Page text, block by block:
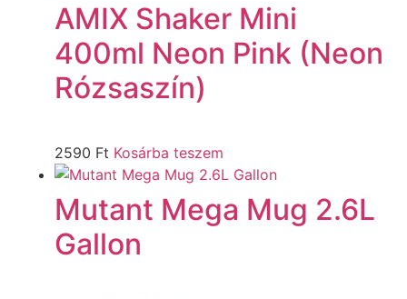
AMIX Shaker Mini
400ml Neon Pink (Neon
Rózsaszín)
2590 Ft Kosárba teszem
Mutant Mega Mug 2.6L
Gallon